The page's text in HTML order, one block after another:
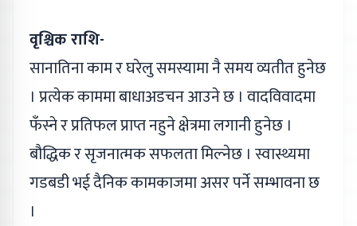
वृश्चिक राशि-
सानातिना काम र घरेलु समस्यामा नै समय व्यतीत हुनेछ
। प्रत्येक काममा बाधाअडचन आउने छ । वादविवादमा
फँस्ने र प्रतिफल प्राप्त नहुने क्षेत्रमा लगानी हुनेछ ।
बौद्धिक र सृजनात्मक सफलता मिल्नेछ । स्वास्थ्यमा
गडबडी भई दैनिक कामकाजमा असर पर्ने सम्भावना छ
।